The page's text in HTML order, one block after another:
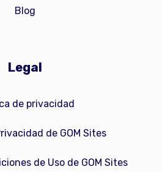
Blog
Legal
de privacidad
de GOM Sites
de Uso de GOM Sites